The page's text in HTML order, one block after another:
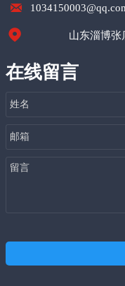

 山东淄博张
在线留言